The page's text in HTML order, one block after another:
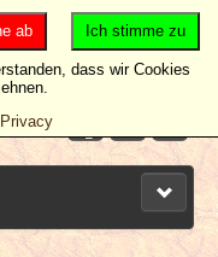
Ich stimme zu
ab
dass wir Cookies